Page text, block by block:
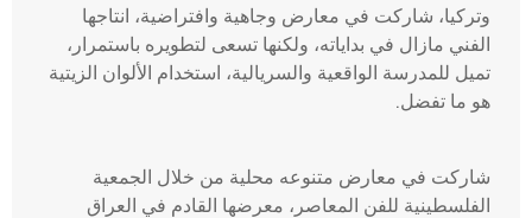
وتركيا، شاركت في معارض وجاهية وافتراضية، انتاجها
الفني مازال في بداياته، ولكنها تسعى لتطويره باستمرار،
تميل للمدرسة الواقعية والسريالية، استخدام الألوان الزيتية
هو ما تفضل.
شاركت في معارض متنوعه محلية من خلال الجمعية
الفلسطينية للفن المعاصر، معرضها القادم في العراق